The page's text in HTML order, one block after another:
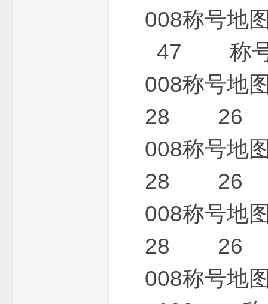
008称
47 称
008称号
28 26
008称号
28 26
008称号
28 26
008称